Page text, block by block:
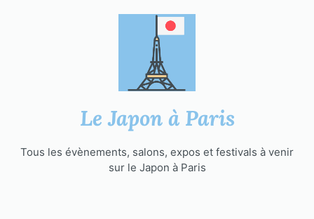
Le Japon à Paris
Tous les évènements, salons, expos et festivals à venir
sur le Japon à Paris